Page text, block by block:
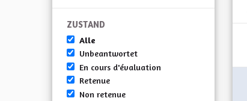
ZUSTAND
Alle
Unbeantwortet
En cours d'évaluation
Retenue
Non retenue